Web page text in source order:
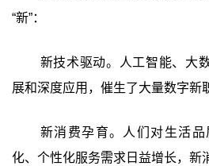
“新”：
新技术驱动。人工智能、大
展和深度应用，催生了大量数字新
新消费孕育。人们对生活
化、个性化服务需求日益增长，新